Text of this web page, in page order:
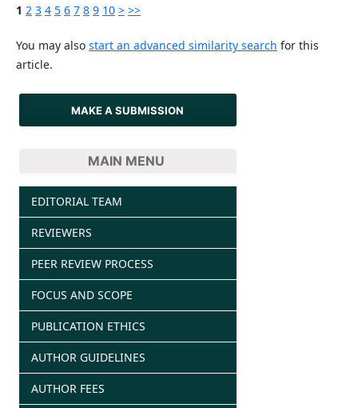
1 2 3 4 5 6 7 8 9 10 > >>
You may also start an advanced similarity search for this
article.
MAKE A SUBMISSION
MAIN MENU
EDITORIAL TEAM
REVIEWERS
PEER REVIEW PROCESS
FOCUS AND SCOPE
PUBLICATION ETHICS
AUTHOR GUIDELINES
AUTHOR FEES